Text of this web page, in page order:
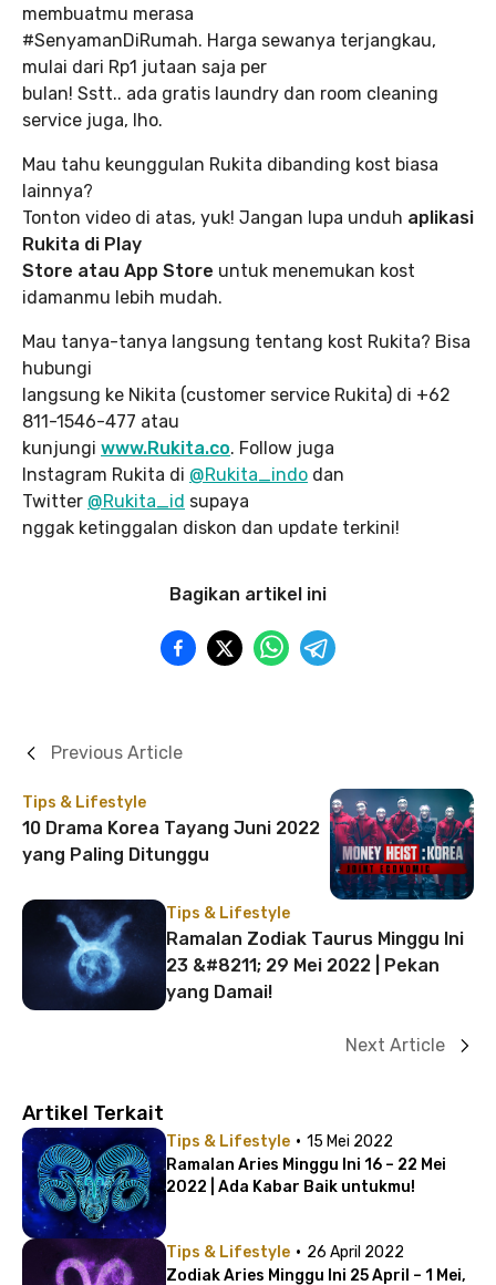
membuatmu merasa
#SenyamanDiRumah. Harga sewanya terjangkau,
mulai dari Rp1 jutaan saja per
bulan! Sstt.. ada gratis laundry dan room cleaning
service juga, lho.
Mau tahu keunggulan Rukita dibanding kost biasa
lainnya?
Tonton video di atas, yuk! Jangan lupa unduh aplikasi
Rukita di Play
Store atau App Store untuk menemukan kost
idamanmu lebih mudah.
Mau tanya-tanya langsung tentang kost Rukita? Bisa
hubungi
langsung ke Nikita (customer service Rukita) di +62
811-1546-477 atau
kunjungi www.Rukita.co. Follow juga
Instagram Rukita di @Rukita_indo dan
Twitter @Rukita_id supaya
nggak ketinggalan diskon dan update terkini!
Bagikan artikel ini
Tips & Lifestyle
10 Drama Korea Tayang Juni 2022
yang Paling Ditunggu
Previous Article
Tips & Lifestyle
Ramalan Zodiak Taurus Minggu Ini
23 &#8211; 29 Mei 2022 | Pekan
yang Damai!
Next Article
Artikel Terkait
Tips & Lifestyle · 15 Mei 2022
Ramalan Aries Minggu Ini 16 – 22 Mei
2022 | Ada Kabar Baik untukmu!
Tips & Lifestyle · 26 April 2022
Zodiak Aries Minggu Ini 25 April – 1 Mei,